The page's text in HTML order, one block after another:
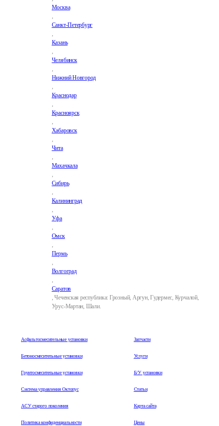
Москва
,
Санкт-Петербург
,
Казань
,
Челябинск
,
Нижний Новгород
,
Краснодар
,
Красноярск
,
Хабаровск
,
Чита
,
Махачкала
,
Сибирь
,
Калининград
,
Уфа
,
Омск
,
Пермь
,
Волгоград
,
Саратов
, Чеченская республика: Грозный, Аргун, Гудермес, Курчалой,
Урус-Мартан, Шали.
Асфальтосмесительные установки
Бетоносмесительные установки
Грунтосмесительные установки
Система управления Октопус
АСУ старого поколения
Политика конфиденциальности
Запчасти
Услуги
Б/У установки
Статьи
Карта сайта
Цены